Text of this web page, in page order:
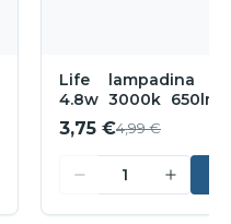
Life lampadina
4.8w 3000k 650lm
300
3,75 €4,99 €